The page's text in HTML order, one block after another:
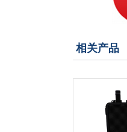
相关产品